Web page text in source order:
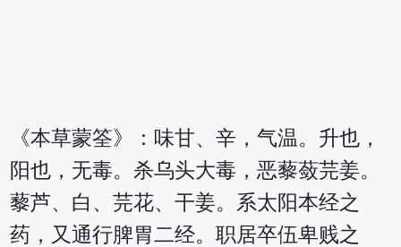
《本草蒙筌》：味甘、辛，气温。升也，
阳也，无毒。杀乌头大毒，恶藜蔹芫姜。
藜芦、白、芫花、干姜。系太阳本经之
药，又通行脾胃二经。职居卒伍卑贱之